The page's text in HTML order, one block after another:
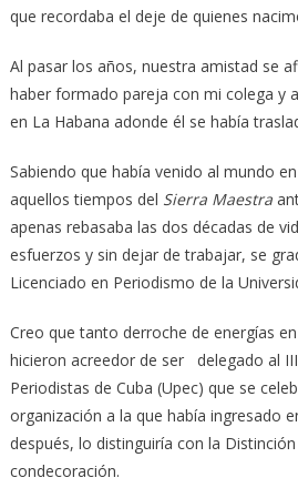
que recordaba el deje de quienes
Al pasar los años, nuestra amistad se
haber formado pareja con mi colega y
en La Habana adonde él se había
Sabiendo que había venido al mundo
aquellos tiempos del Sierra Maestra
apenas rebasaba las dos décadas de
esfuerzos y sin dejar de trabajar, se
Licenciado en Periodismo de la
Creo que tanto derroche de energías
hicieron acreedor de ser delegado al
Periodistas de Cuba (Upec) que se
organización a la que había ingresado
después, lo distinguiría con la
condecoración.